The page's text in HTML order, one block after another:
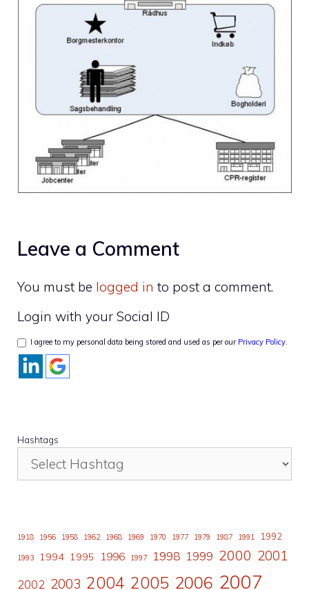
Leave a Comment
You must be logged in to post a comment.
Login with your Social ID
I agree to my personal data being stored and used as per our Privacy Policy.
Hashtags
1918 1956 1958 1962 1968 1969 1970 1977 1979 1987 1991 1992
1993 1994 1995 1996 1997 1998 1999 2000 2001
2002 2003 2004 2005 2006 2007